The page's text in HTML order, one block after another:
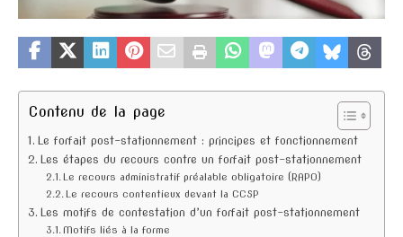
Contenu de la page
Le forfait post-stationnement : principes et fonctionnement
Les étapes du recours contre un forfait post-stationnement
Le recours administratif préalable obligatoire (RAPO)
Le recours contentieux devant la CCSP
Les motifs de contestation d’un forfait post-stationnement
Motifs liés à la forme